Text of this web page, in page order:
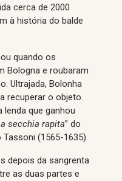
cerca de 2000
à história do balde
quando os
Bologna e roubaram
Ultrajada, Bolonha
recuperar o objeto.
que ganhou
secchia rapita” do
(1565-1635).
depois da sangrenta
as duas partes e